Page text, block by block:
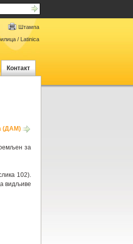
Штампа
/ Latinica
Контакт
(ДАМ)
за
102).
видљиве